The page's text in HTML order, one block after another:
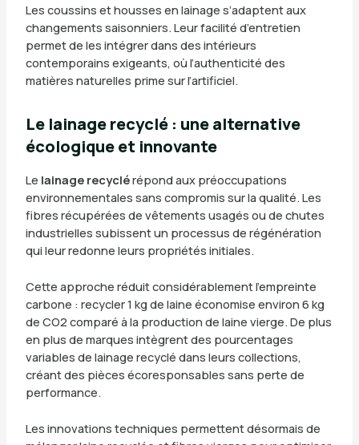
Les coussins et housses en lainage s’adaptent aux
changements saisonniers. Leur facilité d’entretien
permet de les intégrer dans des intérieurs
contemporains exigeants, où l’authenticité des
matières naturelles prime sur l’artificiel.
Le lainage recyclé : une alternative
écologique et innovante
Le lainage recyclérépond aux préoccupations
environnementales sans compromis sur la qualité. Les
fibres récupérées de vêtements usagés ou de chutes
industrielles subissent un processus de régénération
qui leur redonne leurs propriétés initiales.
Cette approche réduit considérablement l’empreinte
carbone : recycler 1 kg de laine économise environ 6 kg
de CO2 comparé à la production de laine vierge. De plus
en plus de marques intègrent des pourcentages
variables de lainage recyclé dans leurs collections,
créant des pièces écoresponsables sans perte de
performance.
Les innovations techniques permettent désormais de